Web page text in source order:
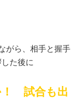
がら、相手と握手
た後に
！ 試合も出